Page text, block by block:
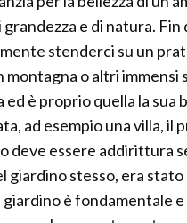
e di natura.
stenderci su un
montagna o altri
ed è proprio quella la
ad esempio una villa,
deve essere addirittura
stesso, era
è fondamentale